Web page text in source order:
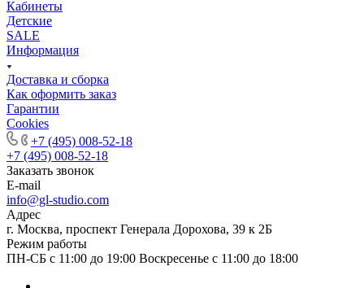
Кабинеты
Детские
SALE
Информация
Доставка и сборка
Как оформить заказ
Гapaнтии
Cookies
+7 (495) 008-52-18
+7 (495) 008-52-18
Заказать звонок
E-mail
info@gl-studio.com
Адрес
г. Москва, проспект Генерала Дорохова, 39 к 2Б
Режим работы
ПН-СБ с 11:00 до 19:00 Воскресенье с 11:00 до 18:00